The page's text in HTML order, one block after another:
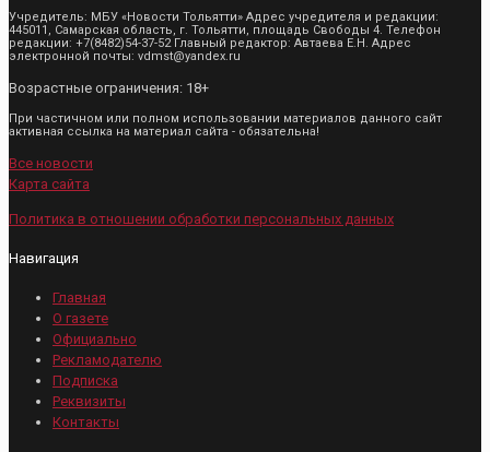
Учредитель: МБУ «Новости Тольятти» Адрес учредителя и редакции:
445011, Самарская область, г. Тольятти, площадь Свободы 4. Телефон
редакции: +7(8482)54-37-52 Главный редактор: Автаева Е.Н. Адрес
электронной почты: vdmst@yandex.ru
Возрастные ограничения: 18+
При частичном или полном использовании материалов данного сайт
активная ссылка на материал сайта - обязательна!
Все новости
Карта сайта
Политика в отношении обработки персональных данных
Навигация
Главная
О газете
Официально
Рекламодателю
Подписка
Реквизиты
Контакты